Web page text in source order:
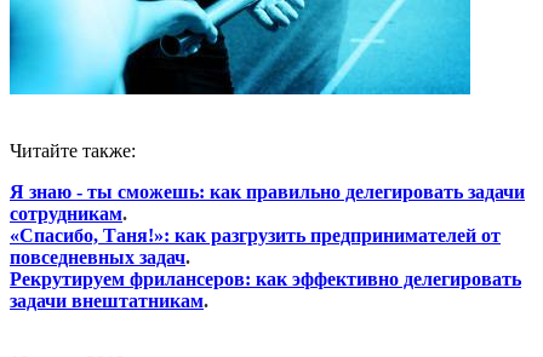
Читайте также:
Я знаю - ты сможешь: как правильно делегировать задачи
сотрудникам.
«Спасибо, Таня!»: как разгрузить предпринимателей от
повседневных задач.
Рекрутируем фрилансеров: как эффективно делегировать
задачи внештатникам.